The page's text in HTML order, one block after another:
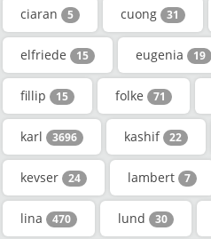
ciaran 5 cuong 31
elfriede 15 eugenia 19
fillip 15 folke 71
karl 3696 kashif 22
kevser 24 lambert 7
lina 470 lund 30